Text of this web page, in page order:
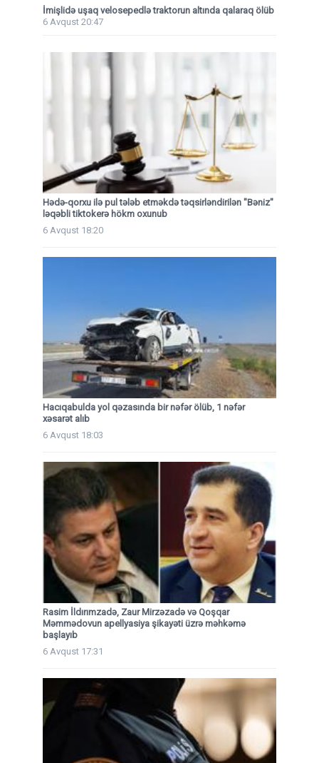
İmişlidə uşaq velosepedlə traktorun altında qalaraq ölüb
6 Avqust 20:47
Hədə-qorxu ilə pul tələb etməkdə təqsirləndirilən "Bəniz"
ləqəbli tiktokerə hökm oxunub
6 Avqust 18:20
Hacıqabulda yol qəzasında bir nəfər ölüb, 1 nəfər
xəsarət alıb
6 Avqust 18:03
Rasim İldırımzadə, Zaur Mirzəzadə və Qoşqar
Məmmədovun apellyasiya şikayəti üzrə məhkəmə
başlayıb
6 Avqust 17:31